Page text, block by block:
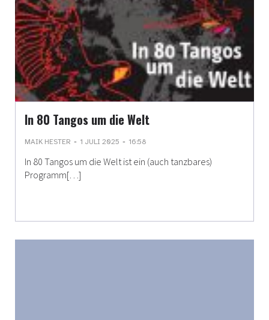
In 80 Tangos um die Welt
MAIK HESTER - 1 JULI 2025 - 16:58
In 80 Tangos um die Welt ist ein (auch tanzbares)
Programm[…]